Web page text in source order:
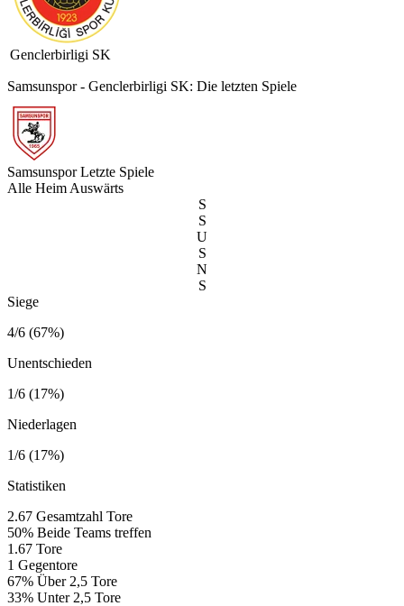
Genclerbirligi SK
Samsunspor - Genclerbirligi SK: Die letzten Spiele
Samsunspor Letzte Spiele
Alle Heim Auswärts
S
S
U
S
N
S
Siege
4/6 (67%)
Unentschieden
1/6 (17%)
Niederlagen
1/6 (17%)
Statistiken
2.67 Gesamtzahl Tore
50% Beide Teams treffen
1.67 Tore
1 Gegentore
67% Über 2,5 Tore
33% Unter 2,5 Tore